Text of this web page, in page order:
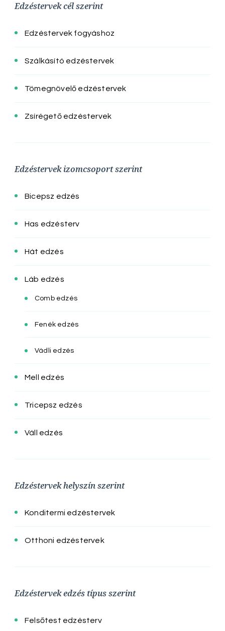
Edzéstervek cél szerint
Edzéstervek fogyáshoz
Szálkásító edzéstervek
Tömegnövelő edzéstervek
Zsírégető edzéstervek
Edzéstervek izomcsoport szerint
Bicepsz edzés
Has edzésterv
Hát edzés
Láb edzés
Comb edzés
Fenék edzés
Vádli edzés
Mell edzés
Tricepsz edzés
Váll edzés
Edzéstervek helyszín szerint
Konditermi edzéstervek
Otthoni edzéstervek
Edzéstervek edzés típus szerint
Felsőtest edzésterv